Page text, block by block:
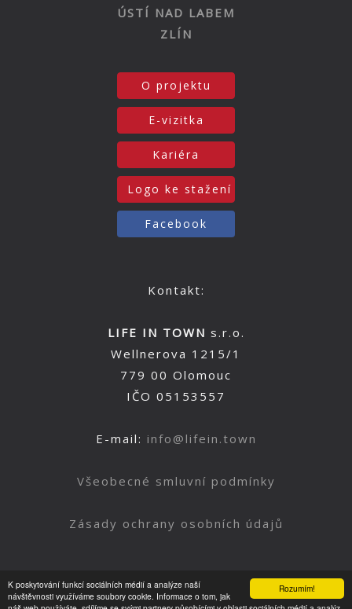
Rozumím!
K poskytování funkcí sociálních médií a analýze naší
návštěvnosti využíváme soubory cookie. Informace o tom, jak
ÚSTÍ NAD LABEM
ZLÍN
O projektu
E-vizitka
Kariéra
Logo ke stažení
Facebook
Kontakt:
LIFE IN TOWN s.r.o.
Wellnerova 1215/1
779 00 Olomouc
IČO 05153557
E-mail: info@lifein.town
Všeobecné smluvní podmínky
Zásady ochrany osobních údajů
Nahoru